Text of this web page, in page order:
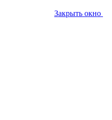
Закрыть окно